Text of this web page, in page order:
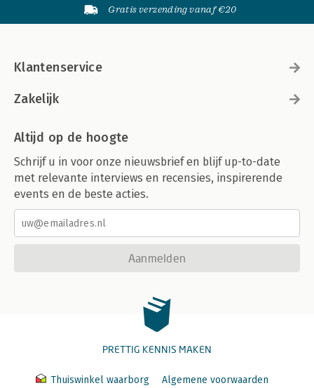
Gratis verzending vanaf €20
Klantenservice
Zakelijk
Altijd op de hoogte
Schrijf u in voor onze nieuwsbrief en blijf up-to-date
met relevante interviews en recensies, inspirerende
events en de beste acties.
Aanmelden
PRETTIG KENNIS MAKEN
Thuiswinkel waarborg Algemene voorwaarden